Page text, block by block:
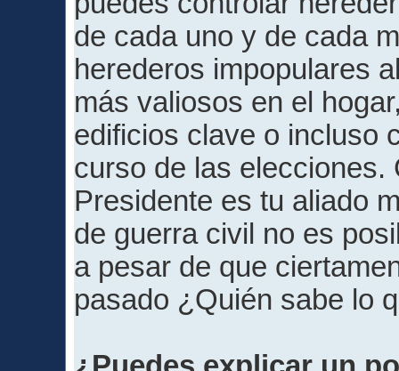
de cada uno y de cada
herederos impopulares
más valiosos en el
edificios clave o incluso
curso de las elecciones.
Presidente es tu aliado
de guerra civil no es
a pesar de que
pasado ¿Quién sabe lo